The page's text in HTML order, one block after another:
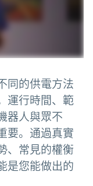
同的供電方法
運行時間、範
器人與眾不
要。通過真實
、常見的權衡
是您能做出的